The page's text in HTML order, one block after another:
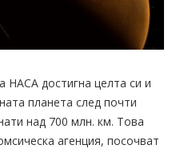
НАСА достигна целта си и
планета след почти
над 700 млн. км. Това
агенция, посочват